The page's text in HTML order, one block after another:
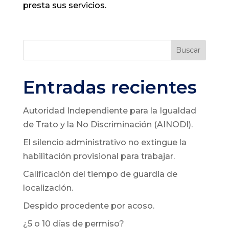
presta sus servicios.
Buscar
Entradas recientes
Autoridad Independiente para la Igualdad
de Trato y la No Discriminación (AINODI).
El silencio administrativo no extingue la
habilitación provisional para trabajar.
Calificación del tiempo de guardia de
localización.
Despido procedente por acoso.
¿5 o 10 días de permiso?